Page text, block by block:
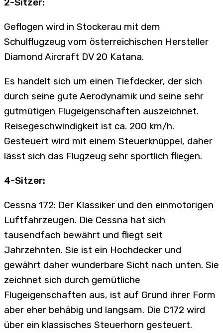
Geflogen wird in Stockerau mit dem
Schulflugzeug vom österreichischen Hersteller
Diamond Aircraft DV 20 Katana.
Es handelt sich um einen Tiefdecker, der sich
durch seine gute Aerodynamik und seine sehr
gutmütigen Flugeigenschaften auszeichnet.
Reisegeschwindigkeit ist ca. 200 km/h.
Gesteuert wird mit einem Steuerknüppel, daher
lässt sich das Flugzeug sehr sportlich fliegen.
4-Sitzer:
Cessna 172: Der Klassiker und den einmotorigen
Luftfahrzeugen. Die Cessna hat sich
tausendfach bewährt und fliegt seit
Jahrzehnten. Sie ist ein Hochdecker und
gewährt daher wunderbare Sicht nach unten. Sie
zeichnet sich durch gemütliche
Flugeigenschaften aus, ist auf Grund ihrer Form
aber eher behäbig und langsam. Die C172 wird
über ein klassisches Steuerhorn gesteuert.